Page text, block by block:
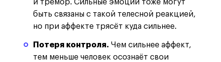
и тремор. Сильные эмоции тоже могут
быть связаны с такой телесной реакцией,
но при аффекте трясёт куда сильнее.
Потеря контроля. Чем сильнее аффект,
тем меньше человек осознаёт свои